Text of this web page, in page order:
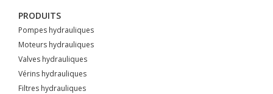
PRODUITS
Pompes hydrauliques
Moteurs hydrauliques
Valves hydrauliques
Vérins hydrauliques
Filtres hydrauliques